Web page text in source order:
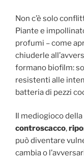
Non c’è solo
Piante e
profumi – come
chiuderle
formano biofilm:
resistenti alle
batteria di pezzi
Il mediogioco
controscacco,
può diventare
cambia o